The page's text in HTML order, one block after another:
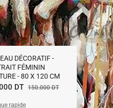
DÉCORATIF -
FÉMININ
- 80 X 120 CM
DT 150.000 DTPrix
rapide